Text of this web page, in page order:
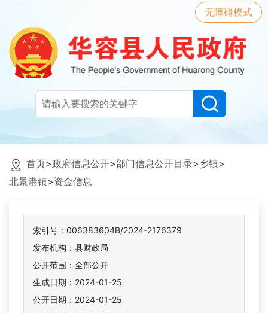
无障碍模式
首页>政府信息公开>部门信息公开目录> 乡镇>
北景港镇>资金信息
索引号：006383604B/2024-2176379
发布机构：县财政局
公开范围：全部公开
生成日期：2024-01-25
公开日期：2024-01-25